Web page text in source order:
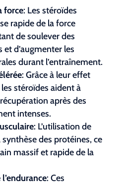
force: Les stéroïdes
rapide de la force
de soulever des
d’augmenter les
durant l’entraînement.
: Grâce à leur effet
stéroïdes aident à
après des
intenses.
: L’utilisation de
des protéines, ce
massif et rapide de la
: Ces